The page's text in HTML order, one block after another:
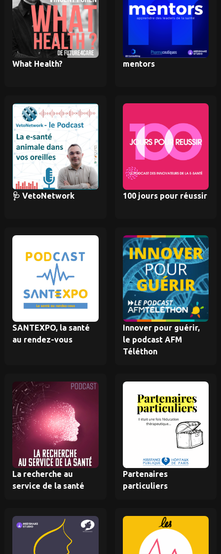
What Health? mentors
🩺 VetoNetwork 100 jours pour réussir
SANTEXPO, la santé
au rendez-vous
Innover pour guérir,
le podcast AFM
Téléthon
La recherche au
service de la santé
Partenaires
particuliers